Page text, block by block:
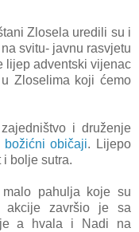
Zlosela uredili su i
svitu- javnu rasvjetu
lijep adventski vijenac
Zloselima koji ćemo
i druženje
božićni običaji. Lijepo
bolje sutra.
pahulja koje su
akcije završio je sa
a hvala i Nadi na